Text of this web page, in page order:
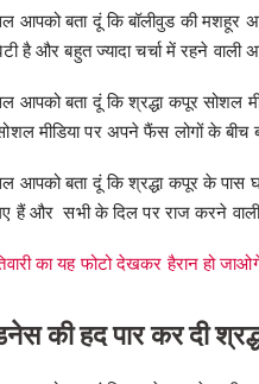
आपको बता दूं कि बॉलीवुड की मशहूर
है और बहुत ज्यादा चर्चा में रहने वाली
आपको बता दूं कि श्रद्धा कपूर सोशल
मीडिया पर अपने फैंस लोगों के बीच
आपको बता दूं कि श्रद्धा कपूर के पास
हैं और सभी के दिल पर राज करने
का यह फोटो देखकर हैरान हो
की हद पार कर दी